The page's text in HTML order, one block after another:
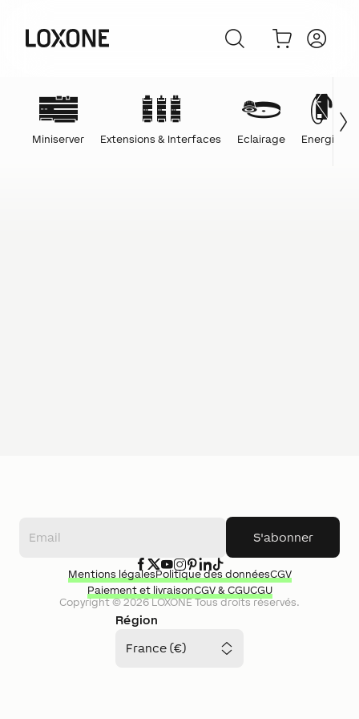
Miniserver Extensions & Interfaces Eclairage Energie
S'abonner
Région
France (€)
Copyright ©2026LOXONETous droits réservés.
Mentions légalesPolitique des donnéesCGV
Paiement et livraisonCGV & CGUCGU